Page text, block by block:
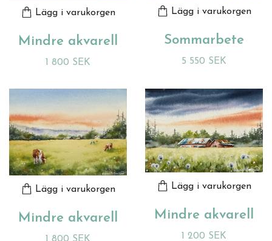
Lägg i varukorgen
Mindre akvarell
1 800 SEK
Lägg i varukorgen
Sommarbete
5 550 SEK
Lägg i varukorgen
Mindre akvarell
Lägg i varukorgen
Mindre akvarell
1 200 SEK